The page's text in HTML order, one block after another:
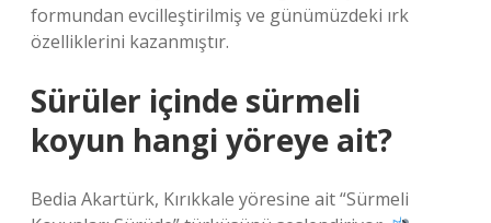
formundan evcilleştirilmiş ve günümüzdeki ırk
özelliklerini kazanmıştır.
Sürüler içinde sürmeli
koyun hangi yöreye ait?
Bedia Akartürk, Kırıkkale yöresine ait “Sürmeli